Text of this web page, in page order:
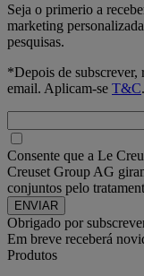
Seja o primerio a
marketing
pesquisas.
*Depois de subscrever,
email. Aplicam-se T&C.
Consente que a Le
Creuset Group AG
conjuntos pelo
Obrigado por
Em breve receberá
Produtos